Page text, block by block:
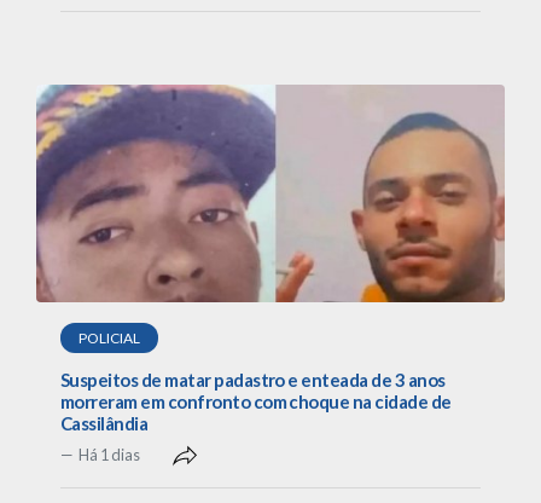
POLICIAL
Suspeitos de matar padastro e enteada de 3 anos
morreram em confronto com choque na cidade de
Cassilândia
Há 1 dias